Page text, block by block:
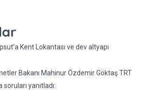
Kent Lokantası ve dev altyapı
Bakanı Mahinur Özdemir Göktaş TRT
soruları yanıtladı: